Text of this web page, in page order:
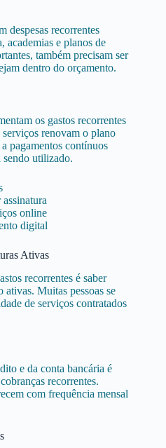
despesas recorrentes
academias e planos de
também precisam ser
dentro do orçamento.
os gastos recorrentes
renovam o plano
pagamentos contínuos
sendo utilizado.
online
digital
Ativas
recorrentes é saber
ativas. Muitas pessoas se
de serviços contratados
e da conta bancária é
recorrentes.
com frequência mensal